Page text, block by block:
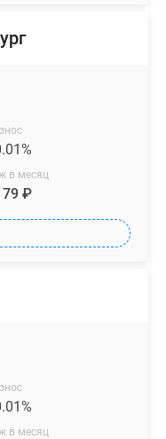
в месяц
₽
в месяц